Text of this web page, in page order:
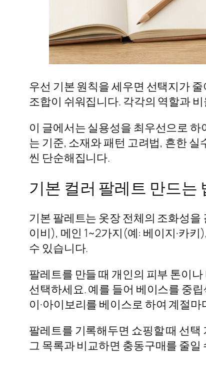
우선 기본 원칙을 세우면 선택지가
조합이 쉬워집니다. 각각의 역할과
이 글에서는 실용성을 최우선으로
는 기준, 소재와 패턴 고려법, 흔한
씬 단순해집니다.
기본 컬러 팔레트 만드는
기본 팔레트는 옷장 전체의 조화성
이비), 메인 1~2가지(예: 베이지·카
수 있습니다.
팔레트를 만들 때 개인의 피부 톤이
선택하세요. 예를 들어 베이스를 중
이·아이보리를 베이스로 하여 계절
팔레트를 기록해두면 쇼핑할 때 선
그 목록과 비교하면 충동구매를 줄